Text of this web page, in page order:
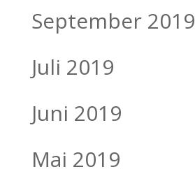
September 2019
Juli 2019
Juni 2019
Mai 2019